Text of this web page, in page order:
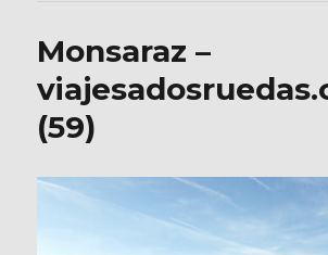
Monsaraz –
(59)